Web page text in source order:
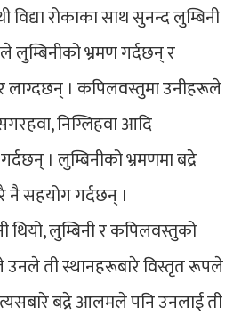
रोकाका साथ सुनन्द लुम्बिनी
लुम्बिनीको भ्रमण गर्दछन् र
लाग्दछन् । कपिलवस्तुमा उनीहरूले
निग्लिहवा आदि
। लुम्बिनीको भ्रमणमा बद्रे
सहयोग गर्दछन् ।
थियो, लुम्बिनी र कपिलवस्तुको
उनले ती स्थानहरूबारे विस्तृत रूपले
बद्रे आलमले पनि उनलाई ती